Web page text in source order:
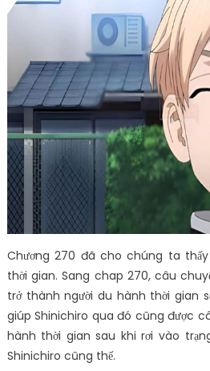
Chương 270 đã cho chúng ta thấy
thời gian. Sang chap 270, câu
trở thành người du hành thời gian
giúp Shinichiro qua đó cũng được
hành thời gian sau khi rơi vào
Shinichiro cũng thế.